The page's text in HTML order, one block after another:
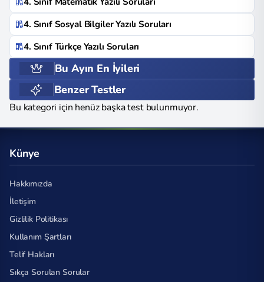
4. Sınıf Sosyal Bilgiler Yazılı Soruları
4. Sınıf Türkçe Yazılı Soruları
Bu Ayın En İyileri
Benzer Testler
Bu kategori için henüz başka test bulunmuyor.
Künye
Hakkımızda
İletişim
Gizlilik Politikası
Kullanım Şartları
Telif Hakları
Sıkça Sorulan Sorular